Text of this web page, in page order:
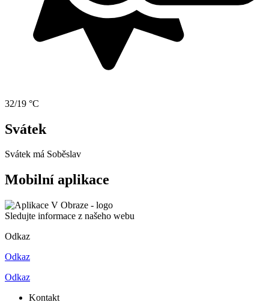
32/19 °C
Svátek
Svátek má Soběslav
Mobilní aplikace
Sledujte informace z našeho webu
Odkaz
Odkaz
Odkaz
Kontakt